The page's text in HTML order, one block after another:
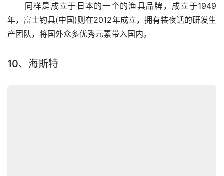
同样是成立于日本的一个的渔具品牌，成立于1949
年，富士钓具(中国)则在2012年成立，拥有装夜话的研发生
产团队，将国外众多优秀元素带入国内。
10、海斯特